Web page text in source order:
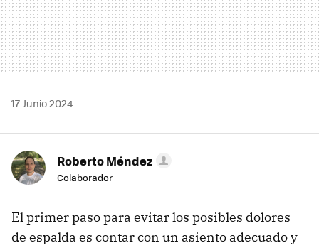
17 Junio 2024
Roberto Méndez
Colaborador
El primer paso para evitar los posibles dolores
de espalda es contar con un asiento adecuado y